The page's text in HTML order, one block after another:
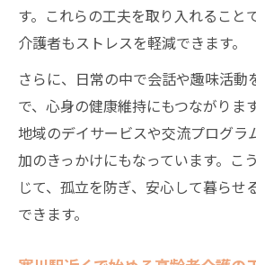
す。これらの工夫を取り入れること
介護者もストレスを軽減できます。
さらに、日常の中で会話や趣味活動
で、心身の健康維持にもつながりま
地域のデイサービスや交流プログラ
加のきっかけにもなっています。こ
じて、孤立を防ぎ、安心して暮らせ
できます。